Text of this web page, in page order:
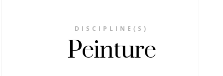
DISCIPLINE(S)
Peinture